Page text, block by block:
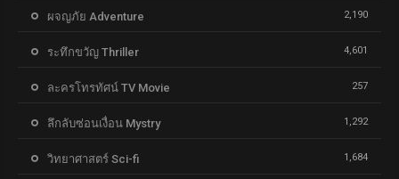
ผจญภัย Adventure 2,190
ระทึกขวัญ Thriller 4,601
ละครโทรทัศน์ TV Movie 257
ลึกลับซ่อนเงื่อน Mystry 1,292
วิทยาศาสตร์ Sci-fi 1,684